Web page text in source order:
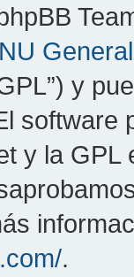
y
software
y la
.